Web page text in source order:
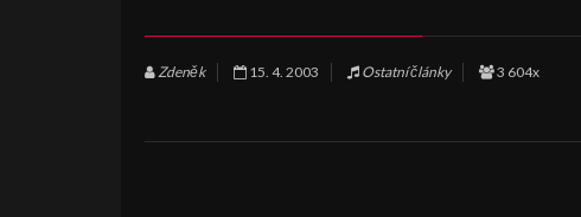
Zdeněk 15. 4. 2003 Ostatní články 3 604x